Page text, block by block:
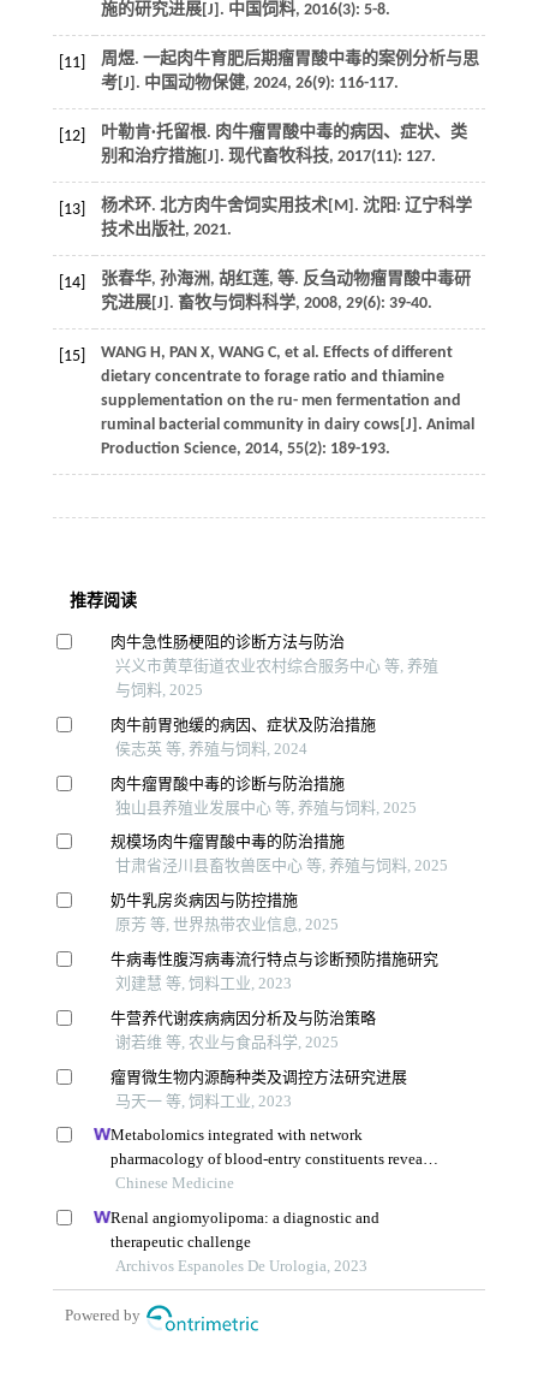
施的研究进展[J]. 中国饲料, 2016(3): 5-8.
[11]
周煜. 一起肉牛育肥后期瘤胃酸中毒的案例分析与思
考[J]. 中国动物保健, 2024, 26(9): 116-117.
[12]
叶勒肯·托留根. 肉牛瘤胃酸中毒的病因、症状、类
别和治疗措施[J]. 现代畜牧科技, 2017(11): 127.
[13] 杨术环. 北方肉牛舍饲实用技术[M]. 沈阳: 辽宁科学
技术出版社, 2021.
[14] 张春华, 孙海洲, 胡红莲, 等. 反刍动物瘤胃酸中毒研
究进展[J]. 畜牧与饲料科学, 2008, 29(6): 39-40.
[15] WANG H, PAN X, WANG C, et al. Effects of different
dietary concentrate to forage ratio and thiamine
supplementation on the ru- men fermentation and
ruminal bacterial community in dairy cows[J]. Animal
Production Science, 2014, 55(2): 189-193.